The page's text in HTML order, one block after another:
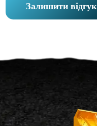
Залишити відгук